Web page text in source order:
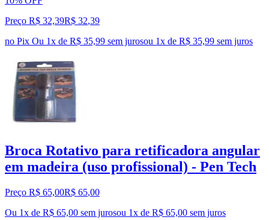
Preço R$ 32,39R$ 32,39
no Pix Ou 1x de R$ 35,99 sem jurosou 1x de R$ 35,99 sem juros
Broca Rotativo para retificadora angular
em madeira (uso profissional) - Pen Tech
Preço R$ 65,00R$ 65,00
Ou 1x de R$ 65,00 sem jurosou 1x de R$ 65,00 sem juros